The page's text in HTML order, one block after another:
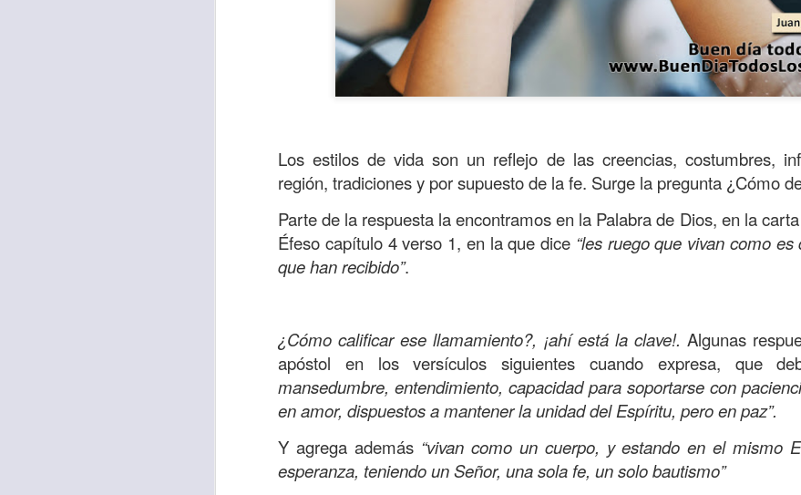
Los estilos de vida son un reflejo de las creencias, costumbres,
región, tradiciones y por supuesto de la fe. Surge la pregunta ¿Cómo
Parte de la respuesta la encontramos en la Palabra de Dios, en la
Éfeso capítulo 4 verso 1, en la que dice “les ruego que vivan como
que han recibido”.
¿Cómo calificar ese llamamiento?, ¡ahí está la clave!. Algunas
apóstol en los versículos siguientes cuando expresa, que
mansedumbre, entendimiento, capacidad para soportarse con
en amor, dispuestos a mantener la unidad del Espíritu, pero en paz”.
Y agrega además “vivan como un cuerpo, y estando en el mismo
esperanza, teniendo un Señor, una sola fe, un solo bautismo”
Para muchos, la vida es una carrera continua de actividades
acorde con una lista de logros esperados, la mayoría de ellos
logros profesionales e incluso los logros en el cuidado del cuerpo en el
“amados”, es decir, a nuestra familia.
Yo tengo gratos recuerdos del amor de mis padres y abuelos; y tal
esos buenos recuerdos; lo cierto es que para la mayoría de ellos ese
de tiempo, muchos incluso sacrificando sus aspiraciones personales
lo mejor que tenían por su familia.
En la Biblia, el capítulo 12 de la carta a los romanos se conoce como
del cristiano. Esta contiene recomendaciones sabias y justas para
Particularmente, en el verso 9 dice lo siguiente:“El amor sea sin
malo, seguid lo bueno”. Romanos 12:9 (RVR1960)
Dios nos pide que amemos sin fingimiento, con sinceridad, pero eso